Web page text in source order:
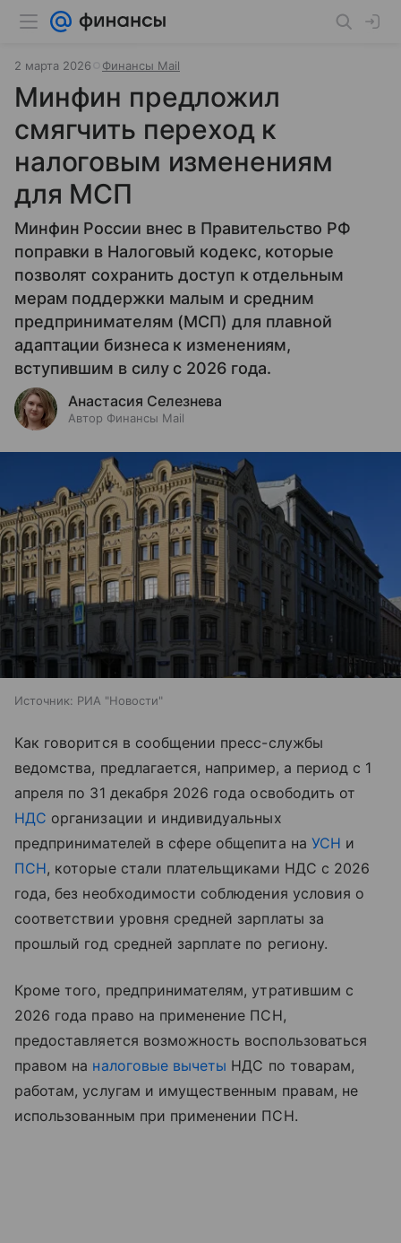
2 марта 2026 Финансы Mail
Минфин предложил
смягчить переход к
налоговым изменениям
для МСП
Минфин России внес в Правительство РФ
поправки в Налоговый кодекс, которые
позволят сохранить доступ к отдельным
мерам поддержки малым и средним
предпринимателям (МСП) для плавной
адаптации бизнеса к изменениям,
вступившим в силу с 2026 года.
Анастасия Селезнева
Автор Финансы Mail
Источник: РИА "Новости"
Как говорится в сообщении пресс-службы
ведомства, предлагается, например, а период с 1
апреля по 31 декабря 2026 года освободить от
НДС организации и индивидуальных
предпринимателей в сфере общепита на УСН и
ПСН, которые стали плательщиками НДС с 2026
года, без необходимости соблюдения условия о
соответствии уровня средней зарплаты за
прошлый год средней зарплате по региону.
Кроме того, предпринимателям, утратившим с
2026 года право на применение ПСН,
предоставляется возможность воспользоваться
правом на налоговые вычеты НДС по товарам,
работам, услугам и имущественным правам, не
использованным при применении ПСН.